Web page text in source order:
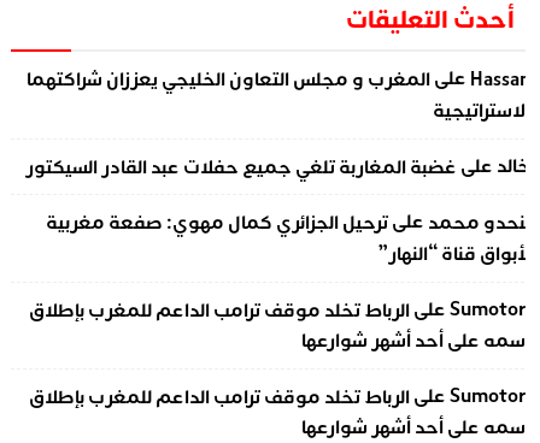
أحدث التعليقات
علىالمغرب و مجلس التعاون الخليجي يعززان شراكتهما
علىغضبة المغاربة تلغي جميع حفلات عبد القادر السيكتور
محمدعلىترحيل الجزائري كمال مهوي: صفعة مغربية
قناة “النهار”
علىالرباط تخلد موقف ترامب الداعم للمغرب بإطلاق
على أحد أشهر شوارعها
علىالرباط تخلد موقف ترامب الداعم للمغرب بإطلاق
على أحد أشهر شوارعها